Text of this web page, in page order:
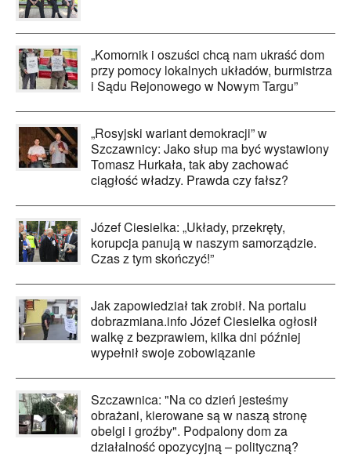
„Komornik i oszuści chcą nam ukraść dom
przy pomocy lokalnych układów, burmistrza
i Sądu Rejonowego w Nowym Targu”
„Rosyjski wariant demokracji” w
Szczawnicy: Jako słup ma być wystawiony
Tomasz Hurkała, tak aby zachować
ciągłość władzy. Prawda czy fałsz?
Józef Ciesielka: „Układy, przekręty,
korupcja panują w naszym samorządzie.
Czas z tym skończyć!”
Jak zapowiedział tak zrobił. Na portalu
dobrazmiana.info Józef Ciesielka ogłosił
walkę z bezprawiem, kilka dni później
wypełnił swoje zobowiązanie
Szczawnica: "Na co dzień jesteśmy
obrażani, kierowane są w naszą stronę
obelgi i groźby". Podpalony dom za
działalność opozycyjną – polityczną?